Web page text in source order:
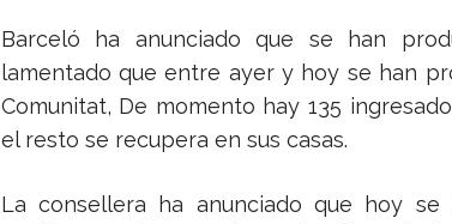
Barceló ha anunciado que se han
lamentado que entre ayer y hoy se han
Comunitat, De momento hay 135
el resto se recupera en sus casas.
La consellera ha anunciado que hoy se